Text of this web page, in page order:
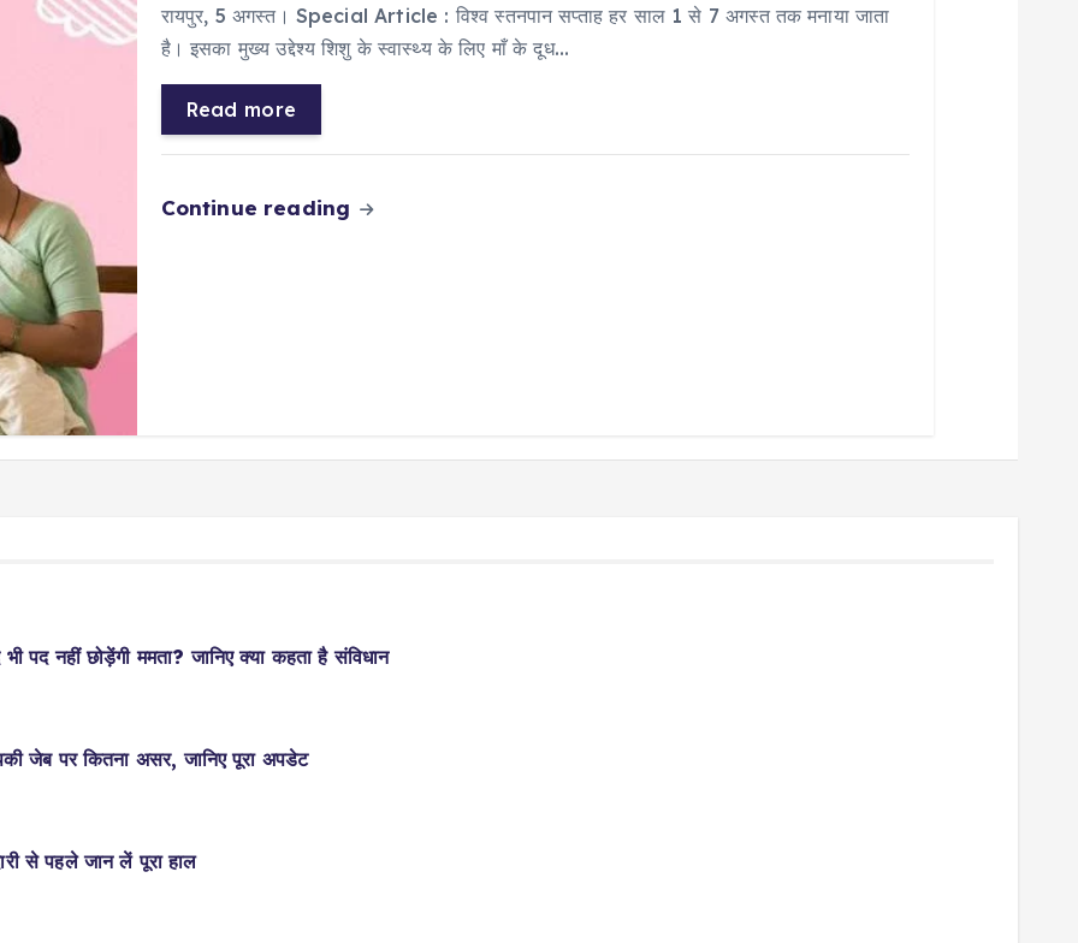
रायपुर, 5 अगस्त। Special Article : विश्व स्तनपान सप्ताह हर साल 1 से 7 अगस्त तक मनाया जाता
है। इसका मुख्य उद्देश्य शिशु के स्वास्थ्य के लिए माँ के दूध…
Read more
Continue reading
पद नहीं छोड़ेंगी ममता? जानिए क्या कहता है संविधान
जेब पर कितना असर, जानिए पूरा अपडेट
से पहले जान लें पूरा हाल